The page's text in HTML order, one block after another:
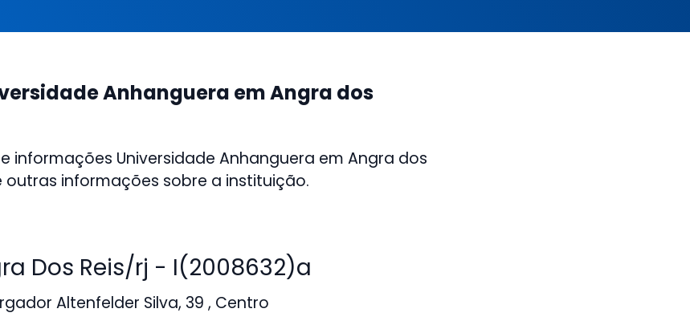
Anhanguera em Angra dos
informações Universidade Anhanguera em Angra dos
outras informações sobre a instituição.
Dos Reis/rj - I(2008632)a
Altenfelder Silva, 39 , Centro